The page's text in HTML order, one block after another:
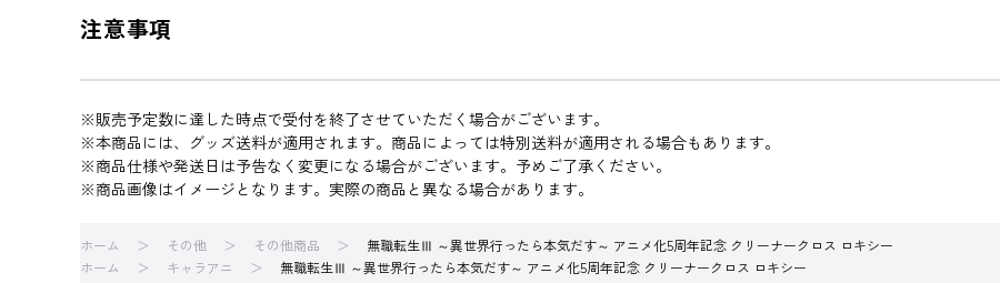
注意事項
※販売予定数に達した時点で受付を終了させていただく場合がございます。
※本商品には、グッズ送料が適用されます。商品によっては特別送料が適用される場合もあります。
※商品仕様や発送日は予告なく変更になる場合がございます。予めご了承ください。
※商品画像はイメージとなります。実際の商品と異なる場合があります。
ホーム その他 その他商品
無職転生Ⅲ ～異世界行ったら本気だす～ アニメ化5周年記念 クリーナークロス ロキシー
ホーム
キャラアニ 無職転生Ⅲ ～異世界行ったら本気だす～ アニメ化5周年記念 クリーナークロス ロキシー